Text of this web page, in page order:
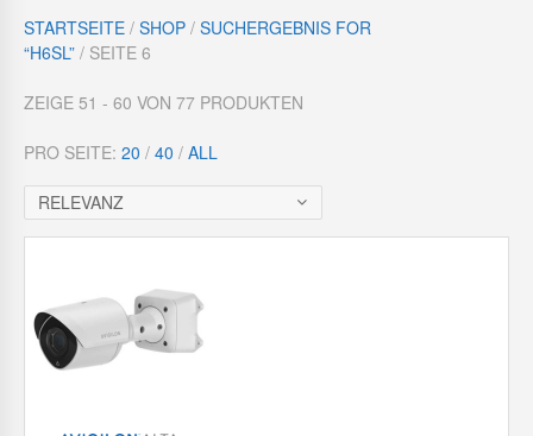
u
c
t
e
c
STARTSEITE / SHOP / SUCHERGEBNIS FOR
“H6SL” / SEITE 6
ZEIGE 51 - 60 VON 77 PRODUKTEN
PRO SEITE: 20 / 40 / ALL
RELEVANZ